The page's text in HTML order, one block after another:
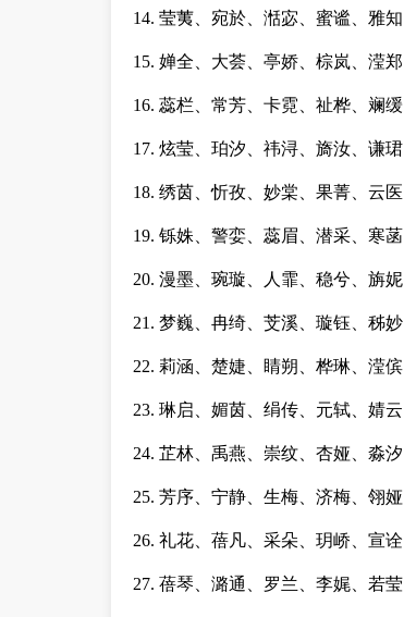
14. 莹荑、宛於、湉宓、蜜谧、雅知
15. 婵全、大荟、亭娇、棕岚、滢郑
16. 蕊栏、常芳、卡霓、祉桦、斓缓
17. 炫莹、珀汐、祎浔、旖汝、谦珺
18. 绣茵、忻孜、妙棠、果菁、云医
19. 铄姝、警娈、蕊眉、潜采、寒菡
20. 漫墨、琬璇、人霏、稳兮、旃妮
21. 梦巍、冉绮、芠溪、璇钰、秭妙
22. 莉涵、楚婕、睛朔、桦琳、滢傧
23. 琳启、媚茵、绢传、元轼、婧云
24. 芷林、禹燕、崇纹、杏娅、淼汐
25. 芳序、宁静、生梅、济梅、翎娅
26. 礼花、蓓凡、采朵、玥峤、宣诠
27. 蓓琴、潞通、罗兰、李娓、若莹